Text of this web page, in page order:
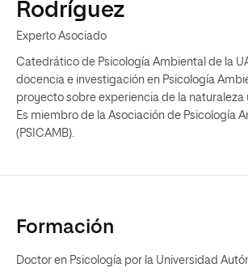
Rodríguez
Experto Asociado
Catedrático de Psicología Ambiental de la
docencia e investigación en Psicología
proyecto sobre experiencia de la naturaleza
Es miembro de la Asociación de Psicología
(PSICAMB).
Formación
Doctor en Psicología por la Universidad